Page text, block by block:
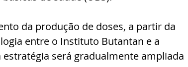
da produção de doses, a partir da
entre o Instituto Butantan e a
estratégia será gradualmente ampliada